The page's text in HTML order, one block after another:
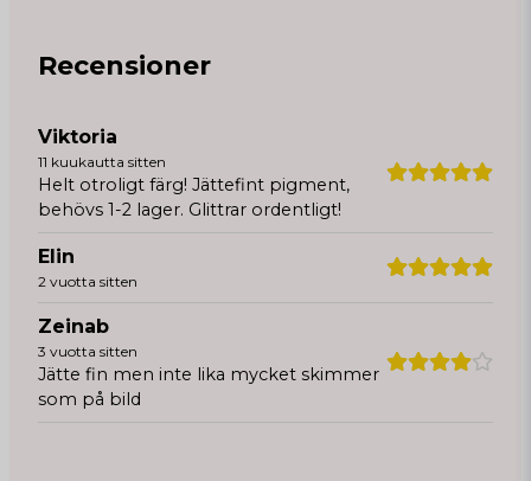
Recensioner
Viktoria
11 kuukautta sitten
Helt otroligt färg! Jättefint pigment,
behövs 1-2 lager. Glittrar ordentligt!
Elin
2 vuotta sitten
Zeinab
3 vuotta sitten
Jätte fin men inte lika mycket skimmer
som på bild